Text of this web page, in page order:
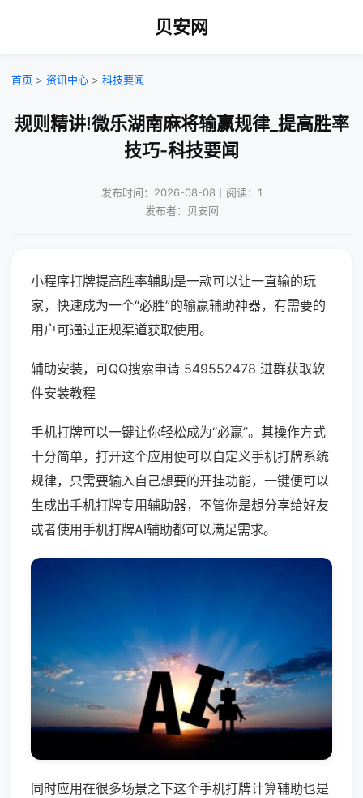
贝安网
首页 > 资讯中心 > 科技要闻
规则精讲!微乐湖南麻将输赢规律_提高胜率
技巧-科技要闻
发布时间：2026-08-08｜阅读：1
发布者：贝安网
小程序打牌提高胜率辅助是一款可以让一直输的玩
家，快速成为一个“必胜”的输赢辅助神器，有需要的
用户可通过正规渠道获取使用。
辅助安装，可QQ搜索申请 549552478 进群获取软
件安装教程
手机打牌可以一键让你轻松成为“必赢”。其操作方式
十分简单，打开这个应用便可以自定义手机打牌系统
规律，只需要输入自己想要的开挂功能，一键便可以
生成出手机打牌专用辅助器，不管你是想分享给好友
或者使用手机打牌AI辅助都可以满足需求。
同时应用在很多场景之下这个手机打牌计算辅助也是